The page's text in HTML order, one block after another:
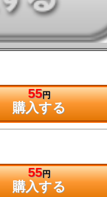
55円
購入する
55円
購入する